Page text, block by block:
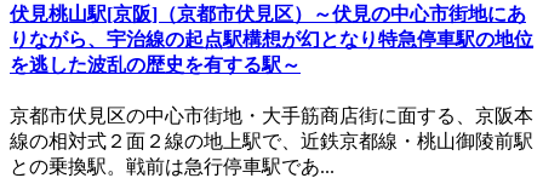
伏見桃山駅[京阪]（京都市伏見区）～伏見の中心市街地にあ
りながら、宇治線の起点駅構想が幻となり特急停車駅の地位
を逃した波乱の歴史を有する駅～
京都市伏見区の中心市街地・大手筋商店街に面する、京阪本
線の相対式２面２線の地上駅で、近鉄京都線・桃山御陵前駅
との乗換駅。戦前は急行停車駅であ...